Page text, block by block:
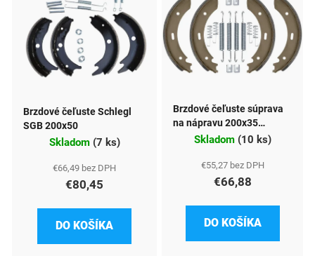
Brzdové čeľuste Schlegl
SGB 200x50
Skladom (7 ks)
€66,49 bez DPH
€80,45
DO KOŠÍKA
Brzdové čeľuste súprava
na nápravu 200x35
vhodná pre typ SB200 AL-
Skladom (10 ks)
€55,27 bez DPH
€66,88
DO KOŠÍKA